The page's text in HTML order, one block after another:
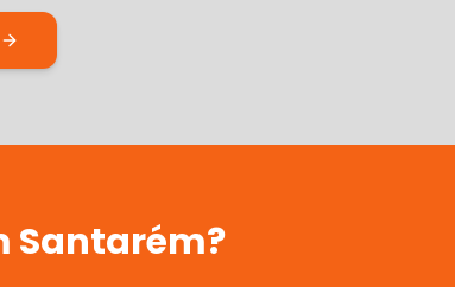
Santarém?